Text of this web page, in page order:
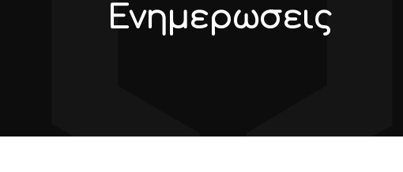
Ενημερωσεις